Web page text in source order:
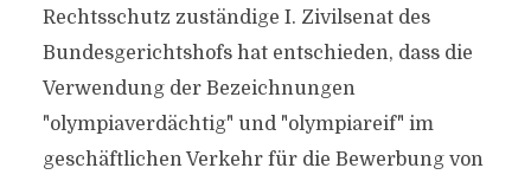
Rechtsschutz zuständige I. Zivilsenat des
Bundesgerichtshofs hat entschieden, dass die
Verwendung der Bezeichnungen
"olympiaverdächtig" und "olympiareif" im
geschäftlichen Verkehr für die Bewerbung von